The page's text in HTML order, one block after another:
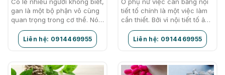
gan là một bộ phận vô cùng
quan trọng trong cơ thể. Nó
thực hiện khoảng 500 chức
năng mỗi ngày để…
Liên hệ: 0914469955
tiết tố chính là một việc làm
cần thiết. Bởi vì nội tiết tố ảnh
hưởng rất nhiều đến cuộc
sống…Liên hệ: 0914469955